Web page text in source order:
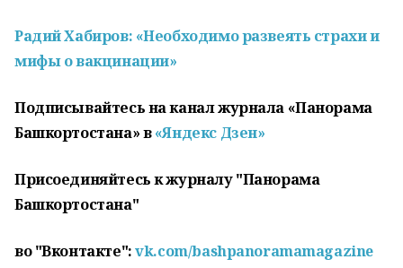
Радий Хабиров: «Необходимо развеять страхи и
мифы овакцинации»
Подписывайтесь на канал журнала «Панорама
Башкортостана» в«Яндекс Дзен»
Присоединяйтесь к журналу "Панорама
Башкортостана"
во "Вконтакте":vk.com/bashpanoramamagazine